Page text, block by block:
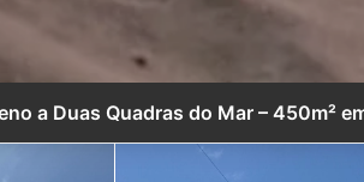
a Duas Quadras do Mar – 450m²